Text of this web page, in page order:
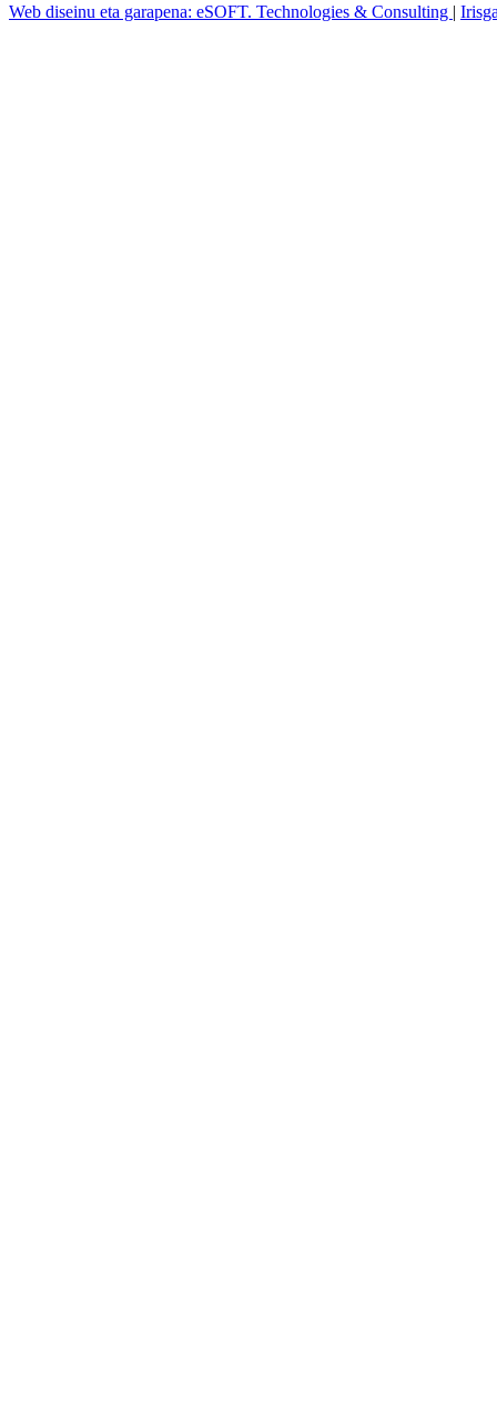
Web diseinu eta garapena: eSOFT. Technologies & Consulting |